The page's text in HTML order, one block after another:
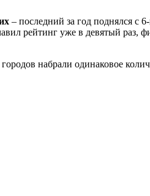
– последний за год поднялся с
рейтинг уже в девятый раз,
набрали одинаковое